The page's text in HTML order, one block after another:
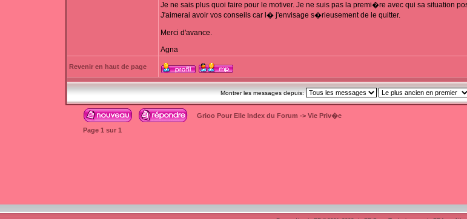
Je ne sais plus quoi faire pour le motiver. Je ne suis pas la premi�re avec qui sa situation
J'aimerai avoir vos conseils car l� j'envisage s�rieusement de le quitter.
Merci d'avance.
Agna
Revenir en haut de page
Montrer les messages depuis:
Grioo Pour Elle Index du Forum -> Vie Priv�e
Page 1 sur 1